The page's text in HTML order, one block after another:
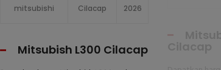
mitsubishi Cilacap 2026
Mitsubish L300 Cilacap